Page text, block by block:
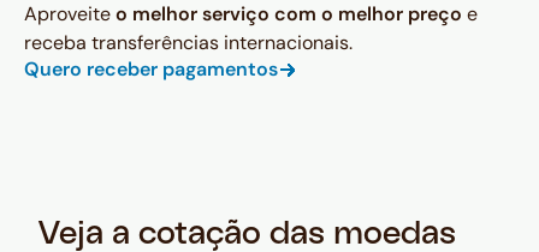
Aproveiteo melhor serviço com o melhor preço e
receba transferências internacionais.
Quero receber pagamentos
Veja a cotação das moedas